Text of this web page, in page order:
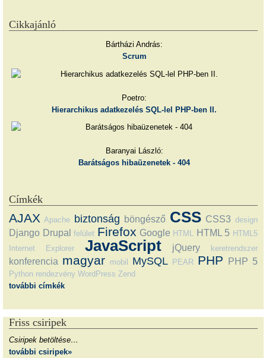
Cikkajánló
Bártházi András:
Scrum
Poetro:
Hierarchikus adatkezelés SQL-lel PHP-ben II.
Baranyai László:
Barátságos hibaüzenetek - 404
Címkék
AJAX Apache biztonság böngésző CSS CSS3 design
Django Drupal felület Firefox Google HTML HTML 5 HTML5
Internet Explorer
JavaScript jQuery keretrendszer
konferencia magyar mobil MySQL PEAR PHP PHP 5
Python rendezvény WordPress Zend
további címkék
Friss csiripek
Csiripek betöltése…
további csiripek»